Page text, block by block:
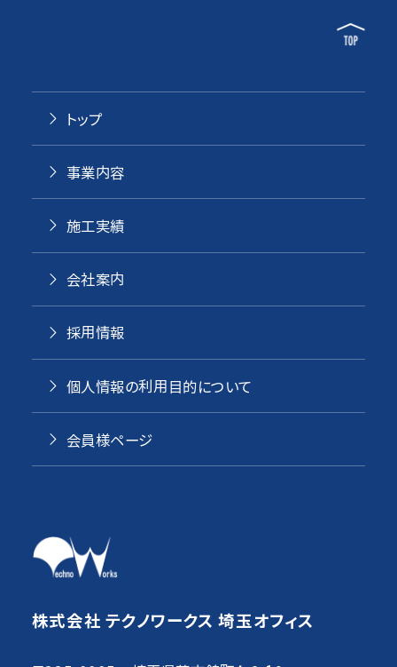
トップ
事業内容
施工実績
会社案内
採用情報
個人情報の利用目的について
会員様ページ
株式会社 テクノワークス 埼玉オフィス